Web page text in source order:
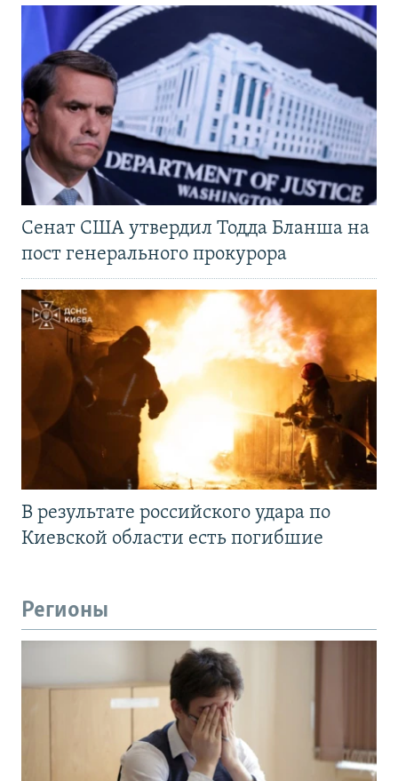
Сенат США утвердил Тодда Бланша на
пост генерального прокурора
В результате российского удара по
Киевской области есть погибшие
Регионы